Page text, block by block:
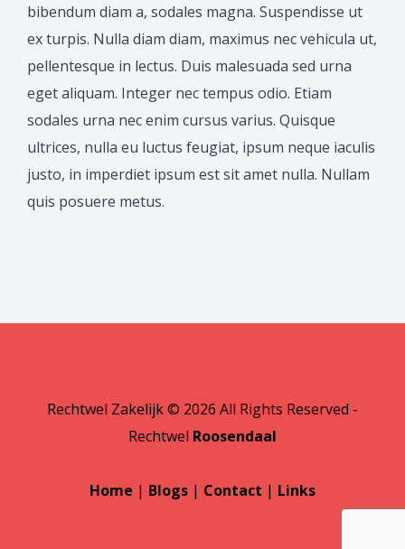
bibendum diam a, sodales magna. Suspendisse ut
ex turpis. Nulla diam diam, maximus nec vehicula ut,
pellentesque in lectus. Duis malesuada sed urna
eget aliquam. Integer nec tempus odio. Etiam
sodales urna nec enim cursus varius. Quisque
ultrices, nulla eu luctus feugiat, ipsum neque iaculis
justo, in imperdiet ipsum est sit amet nulla. Nullam
quis posuere metus.
Rechtwel Zakelijk © 2026 All Rights Reserved -
Rechtwel Roosendaal
Home | Blogs | Contact | Links